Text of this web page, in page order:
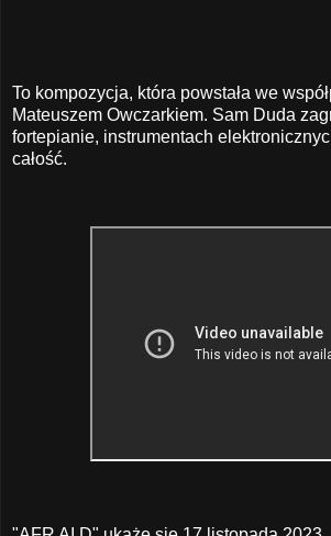
To kompozycja, która powstała we
Mateuszem Owczarkiem. Sam Duda
fortepianie, instrumentach
całość.